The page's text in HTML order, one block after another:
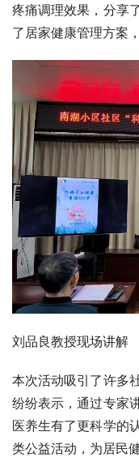
疼痛调理效果，分享
了居家健康管理方案
刘品良教授现场讲解
本次活动吸引了许多
纷纷表示，通过专家
医养生有了更科学的
类公益活动，为居民